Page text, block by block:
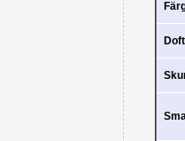
Doft